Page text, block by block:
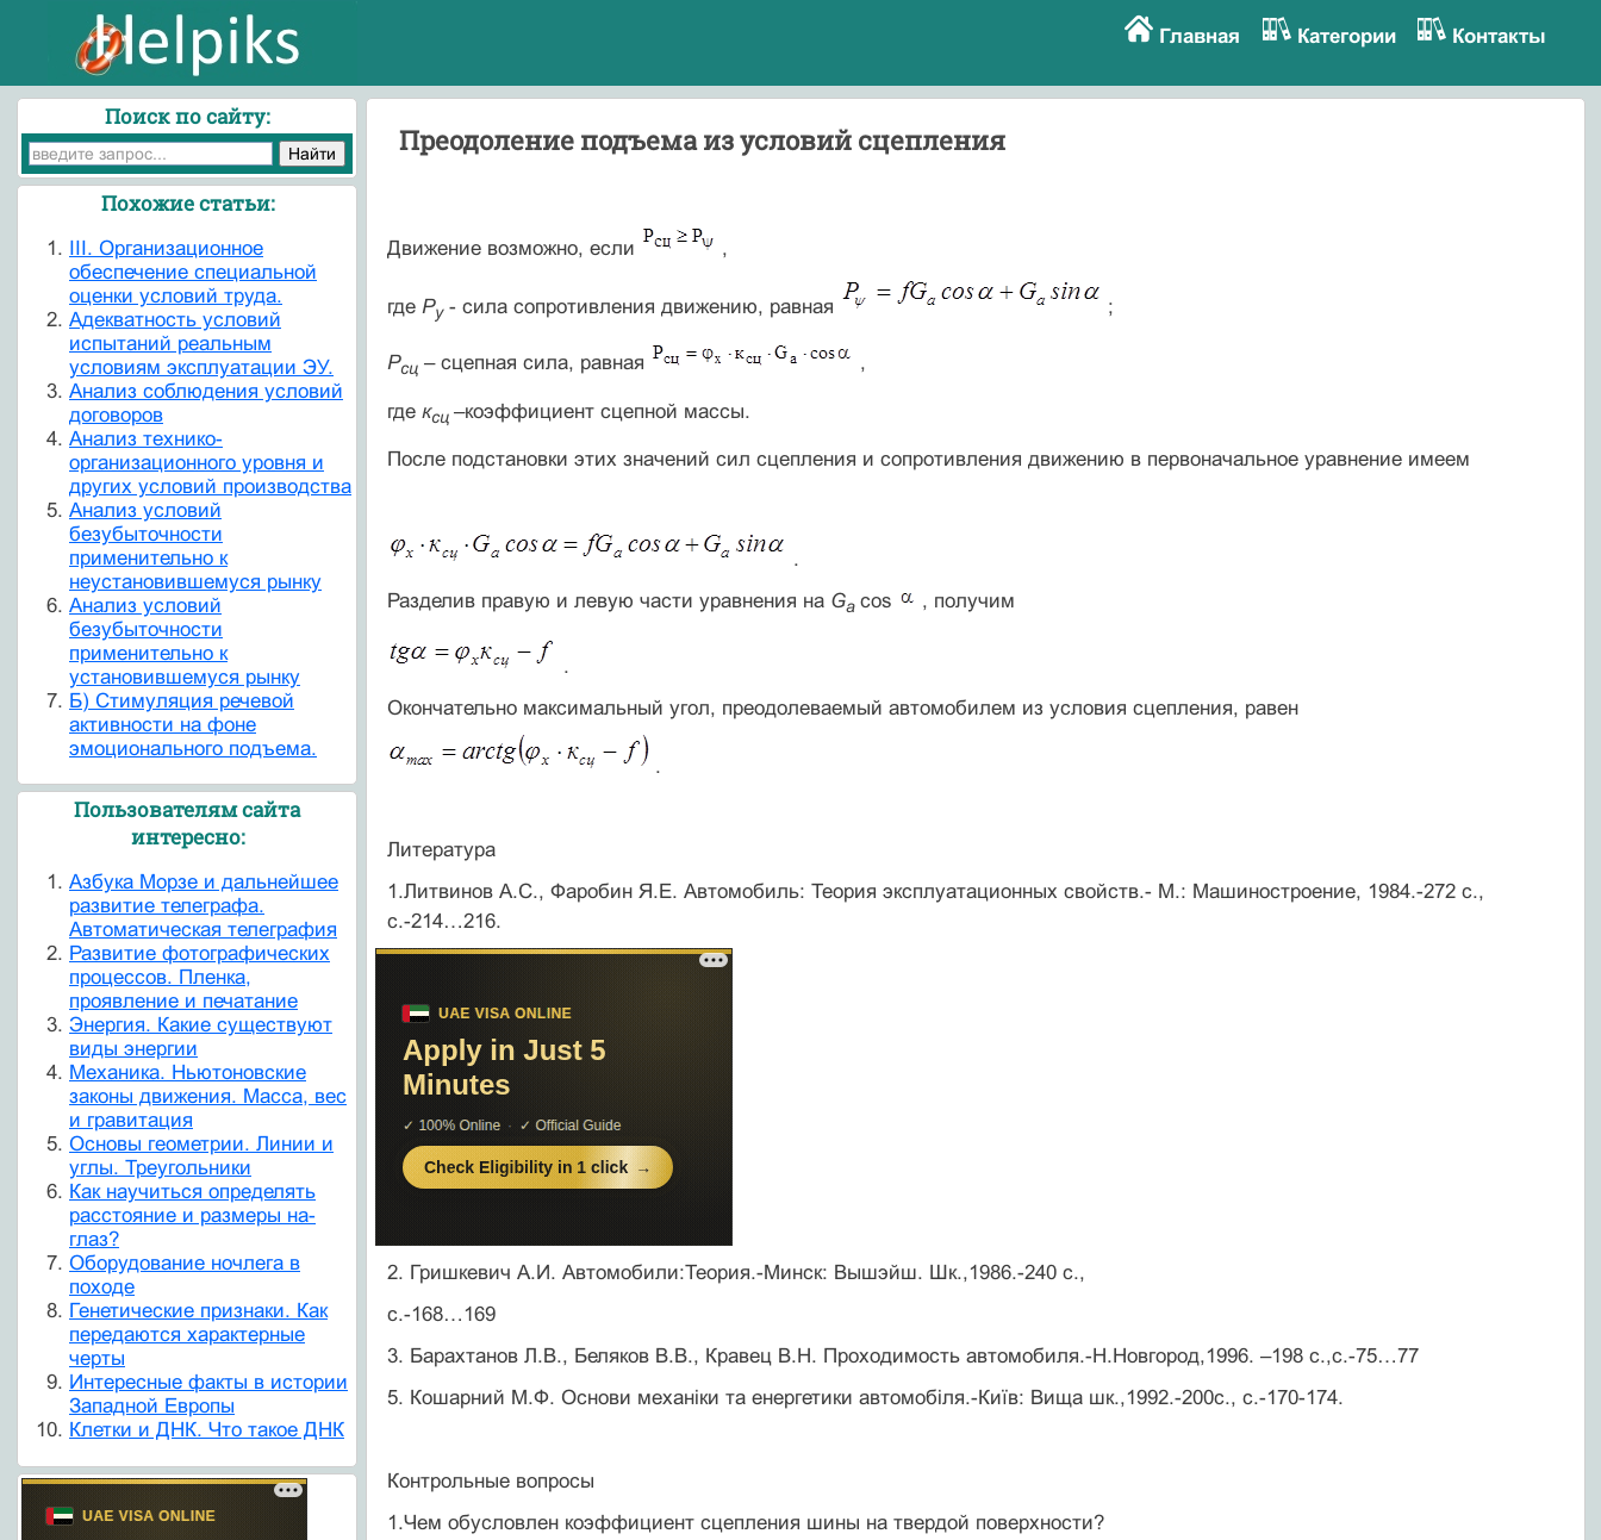
Главная Категории Контакты
Преодоление подъема из условий сцепления
Движение возможно, если ,
где Рy- сила сопротивления движению, равная ;
Рсц–сцепная сила, равная ,
где ксц –коэффициент сцепной массы.
После подстановки этих значений сил сцепления и сопротивления движению в первоначальное уравнение имеем
.
Разделив правую и левую части уравнения на Ga cos , получим
.
Окончательно максимальный угол, преодолеваемый автомобилем из условия сцепления, равен
.
Литература
1.Литвинов А.С., Фаробин Я.Е. Автомобиль: Теория эксплуатационных свойств.- М.: Машиностроение, 1984.-272 с.,
с.-214…216.
2. Гришкевич А.И. Автомобили:Теория.-Минск: Вышэйш. Шк.,1986.-240 с.,
с.-168…169
3. Барахтанов Л.В., Беляков В.В., Кравец В.Н. Проходимость автомобиля.-Н.Новгород,1996. –198 с.,с.-75…77
5. Кошарний М.Ф. Основи механіки та енергетики автомобіля.-Київ: Вища шк.,1992.-200с., с.-170-174.
Контрольные вопросы
1.Чем обусловлен коэффициент сцепления шины на твердой поверхности?
Поиск по сайту:
Похожие статьи:
III. Организационное
обеспечение специальной
оценки условий труда.
Адекватность условий
испытаний реальным
условиям эксплуатации ЭУ.
Анализ соблюдения условий
договоров
Анализ технико-
организационного уровня и
других условий производства
Анализ условий
безубыточности
применительно к
неустановившемуся рынку
Анализ условий
безубыточности
применительно к
установившемуся рынку
Б) Стимуляция речевой
активности на фоне
эмоционального подъема.
Пользователям сайта
интересно:
Азбука Морзе и дальнейшее
развитие телеграфа.
Автоматическая телеграфия
Развитие фотографических
процессов. Пленка,
проявление и печатание
Энергия. Какие существуют
виды энергии
Механика. Ньютоновские
законы движения. Масса, вес
и гравитация
Основы геометрии. Линии и
углы. Треугольники
Как научиться определять
расстояние и размеры на-
глаз?
Оборудование ночлега в
походе
Генетические признаки. Как
передаются характерные
черты
Интересные факты в истории
Западной Европы
Клетки и ДНК. Что такое ДНК